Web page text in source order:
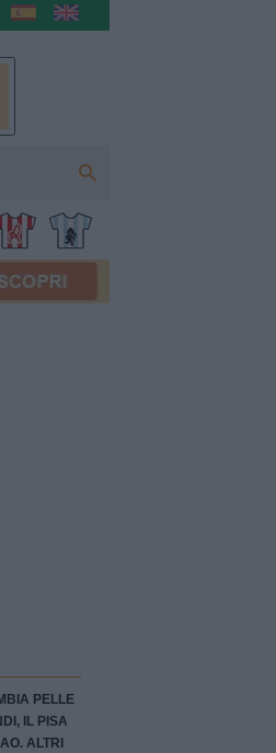
PELLE
IL PISA
ALTRI